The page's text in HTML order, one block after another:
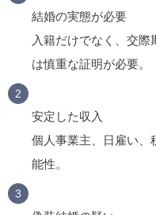
結婚の実態が必要
入籍だけでなく、交
は慎重な証明が必要。
安定した収入
個人事業主、日雇い、
能性。